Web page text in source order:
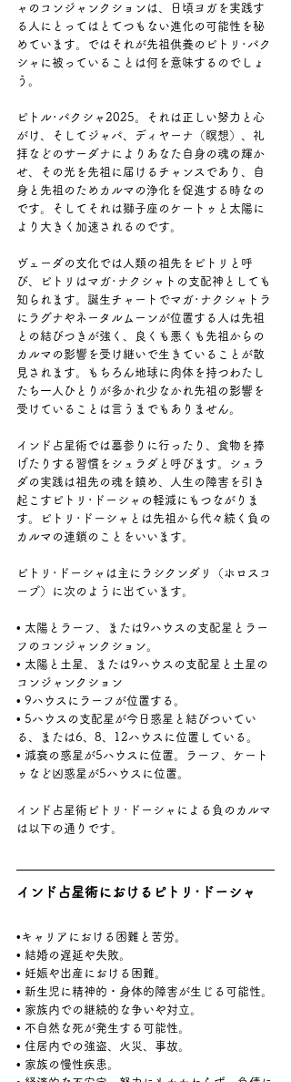
ャのコンジャンクションは、日頃ヨガを実践す
る人にとってはとてつもない進化の可能性を秘
めています。ではそれが先祖供養のピトリ･パク
シャに被っていることは何を意味するのでしょ
う。
ピトル･パクシャ2025。それは正しい努力と心
がけ、そしてジャパ、ディヤーナ（瞑想）、礼
拝などのサーダナによりあなた自身の魂の輝か
せ、その光を先祖に届けるチャンスであり、自
身と先祖のためカルマの浄化を促進する時なの
です。そしてそれは獅子座のケートゥと太陽に
より大きく加速されるのです。
ヴェーダの文化では人類の祖先をピトリと呼
び、ピトリはマガ･ナクシャトの支配神としても
知られます。誕生チャートでマガ･ナクシャトラ
にラグナやネータルムーンが位置する人は先祖
との結びつきが強く、良くも悪くも先祖からの
カルマの影響を受け継いで生きていることが散
見されます。もちろん地球に肉体を持つわたし
たち一人ひとりが多かれ少なかれ先祖の影響を
受けていることは言うまでもありません。
インド占星術では墓参りに行ったり、食物を捧
げたりする習慣をシュラダと呼びます。シュラ
ダの実践は祖先の魂を鎮め、人生の障害を引き
起こすピトリ･ドーシャの軽減にもつながりま
す。ピトリ･ドーシャとは先祖から代々続く負の
カルマの連鎖のことをいいます。
ピトリ･ドーシャは主にラシクンダリ（ホロスコ
ープ）に次のように出ています。
• 太陽とラーフ、または9ハウスの支配星とラー
フのコンジャンクション。
• 太陽と土星、または9ハウスの支配星と土星の
コンジャンクション
• 9ハウスにラーフが位置する。
• 5ハウスの支配星が今日惑星と結びついてい
る、または6、8、12ハウスに位置している。
• 減衰の惑星が5ハウスに位置。ラーフ、ケート
ゥなど凶惑星が5ハウスに位置。
インド占星術ピトリ･ドーシャによる負のカルマ
は以下の通りです。
インド占星術におけるピトリ･ドーシャ
•キャリアにおける困難と苦労。
• 結婚の遅延や失敗。
• 妊娠や出産における困難。
• 新生児に精神的・身体的障害が生じる可能性。
• 家族内での継続的な争いや対立。
• 不自然な死が発生する可能性。
• 住居内での強盗、火災、事故。
• 家族の慢性疾患。